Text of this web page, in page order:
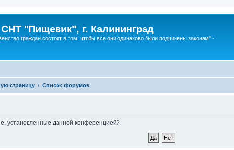
"Пищевик", г. Калининград
граждан состоит в том, чтобы все они одинаково были подчинены законам" -
страницу Список форумов
установленные данной конференцией?